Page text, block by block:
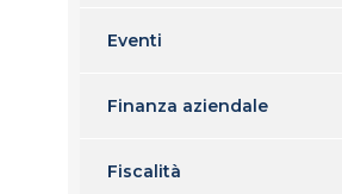
Eventi
Finanza aziendale
Fiscalità